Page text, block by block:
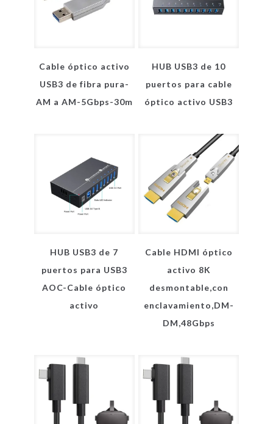
Cable óptico activo
USB3 de fibra pura-
AM a AM-5Gbps-30m
HUB USB3 de 10
puertos para cable
óptico activo USB3
HUB USB3 de 7
puertos para USB3
AOC-Cable óptico
activo
Cable HDMI óptico
activo 8K
desmontable,con
enclavamiento,DM-
DM,48Gbps